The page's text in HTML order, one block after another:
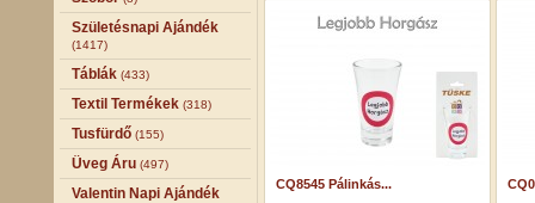
Születésnapi Ajándék
(1417)
Táblák (433)
Textil Termékek (318)
Tusfürdő (155)
Üveg Áru (497)
Valentin Napi Ajándék
CQ8545 Pálinkás...